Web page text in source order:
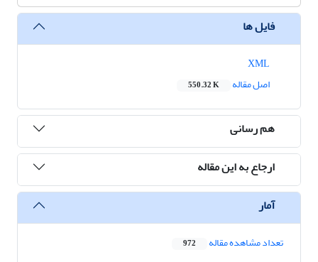
فایل ها
اصل مقاله
550.32 K
هم رسانی
ارجاع به این مقاله
آمار
تعداد مشاهده مقاله 972